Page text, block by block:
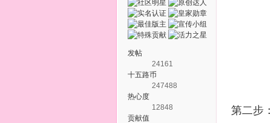
发帖
24161
十五路币
247488
热心度
12848
贡献值
第二步